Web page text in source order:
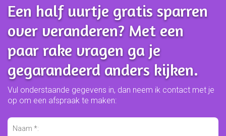
Een half uurtje gratis sparren
over veranderen? Met een
paar rake vragen ga je
gegarandeerd anders kijken.
Vul onderstaande gegevens in, dan neem ik contact met je
op om een afspraak te maken: